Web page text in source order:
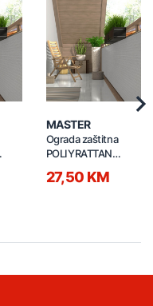
MASTER
Ograda zaštitna
POLIYRATTAN
27,50 KM